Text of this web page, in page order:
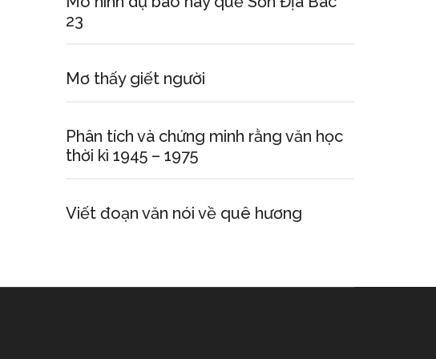
23
Mơ thấy giết người
Phân tích và chứng minh rằng văn học
thời kì 1945 – 1975
Viết đoạn văn nói về quê hương